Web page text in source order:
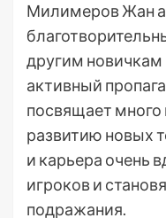
Милимеров Жан
другим новичкам
активный
посвящает
развитию новых
и карьера очень
игроков и
подражания.